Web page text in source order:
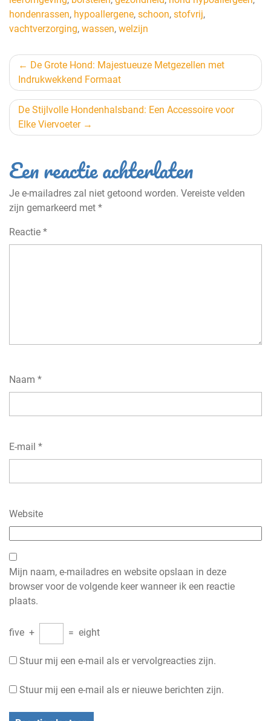
hondenrassen, hypoallergene, schoon, stofvrij,
vachtverzorging, wassen, welzijn
Berichtnavigatie
De Grote Hond: Majestueuze Metgezellen met
Indrukwekkend Formaat
De Stijlvolle Hondenhalsband: Een Accessoire voor
Elke Viervoeter
Een reactie achterlaten
Je e-mailadres zal niet getoond worden. Vereiste velden
zijn gemarkeerd met *
Reactie *
Naam *
E-mail *
Website
Mijn naam, e-mailadres en website opslaan in deze
browser voor de volgende keer wanneer ik een reactie
plaats.
five + = eight
Stuur mij een e-mail als er vervolgreacties zijn.
Stuur mij een e-mail als er nieuwe berichten zijn.